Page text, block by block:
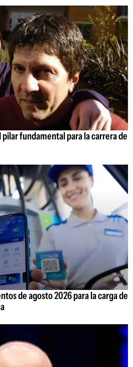
fundamental para la carrera de
de agosto 2026 para la carga de